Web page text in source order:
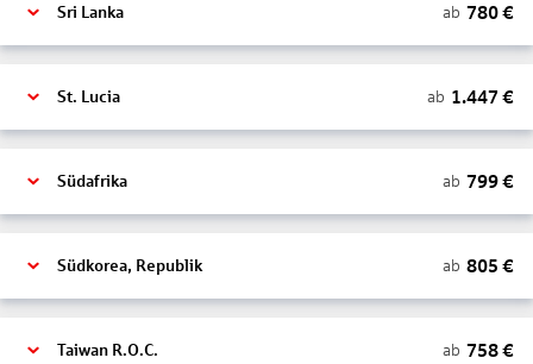
Sri Lanka ab 780€
St. Lucia ab 1.447 €
Südafrika ab 799€
Südkorea, Republik ab 805 €
Taiwan R.O.C. ab 758€